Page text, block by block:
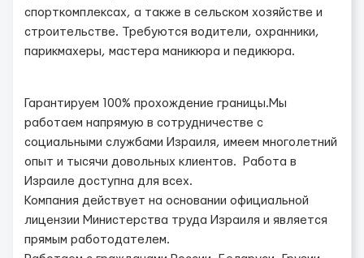
спорткомплексах, а также в сельском хозяйстве и
строительстве. Требуются водители, охранники,
парикмахеры, мастера маникюра и педикюра.
Гарантируем 100% прохождение границы.Мы
работаем напрямую в сотрудничестве с
социальными службами Израиля, имеем многолетний
опыт и тысячи довольных клиентов. Работа в
Израиле доступна для всех.
Компания действует на основании официальной
лицензии Министерства труда Израиля и является
прямым работодателем.